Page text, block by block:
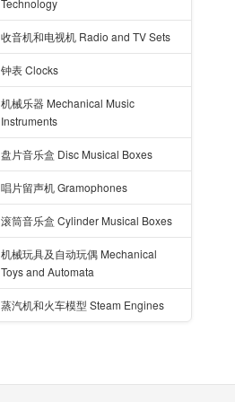
Technology
收音机和电视机 Radio and TV Sets
钟表 Clocks
机械乐器 Mechanical Music
Instruments
盘片音乐盒 Disc Musical Boxes
唱片留声机 Gramophones
滚筒音乐盒 Cylinder Musical Boxes
机械玩具及自动玩偶 Mechanical
Toys and Automata
蒸汽机和火车模型 Steam Engines